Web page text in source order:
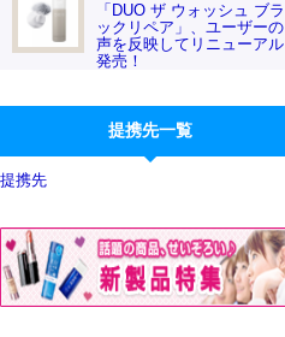
「DUO ザ ウォッシュ ブラ
ックリペア」、ユーザーの
声を反映してリニューアル
発売！
提携先一覧
提携先